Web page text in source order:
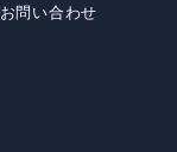
お問い合わせ